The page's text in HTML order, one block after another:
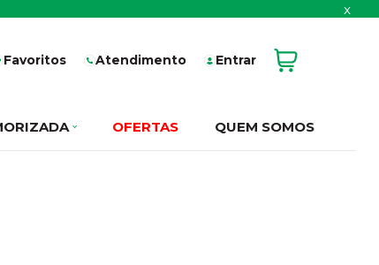
x
Favoritos Atendimento Entrar
OFERTAS QUEM SOMOS